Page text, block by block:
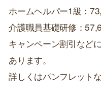
ホームヘルパー1級：
介護職員基礎研修：
キャンペーン割引など
あります。
詳しくはパンフレット